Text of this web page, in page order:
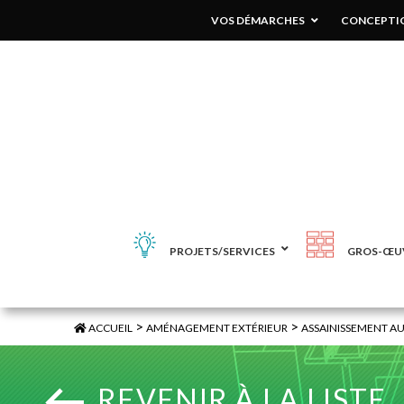
VOS DÉMARCHES
PROJETS/SERVICES GROS-
ACCUEIL >AMÉNAGEMENT EXTÉRIEUR >ASSAINISSEMENT